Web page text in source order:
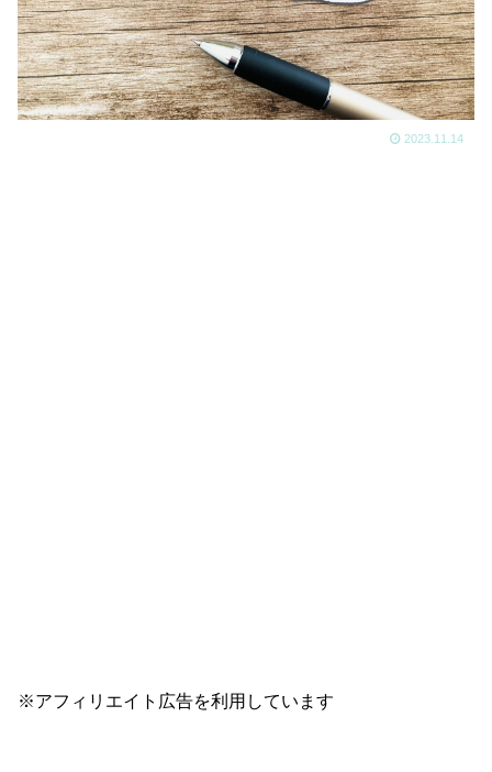
2023.11.14
※アフィリエイト広告を利用しています